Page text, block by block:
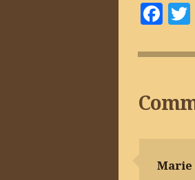
Marie